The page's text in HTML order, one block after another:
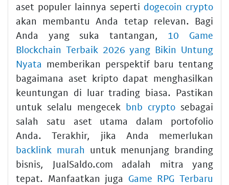
aset populer lainnya seperti dogecoin crypto
akan membantu Anda tetap relevan. Bagi
Anda yang suka tantangan, 10 Game
Blockchain Terbaik 2026 yang Bikin Untung
Nyata memberikan perspektif baru tentang
bagaimana aset kripto dapat menghasilkan
keuntungan di luar trading biasa. Pastikan
untuk selalu mengecek bnb crypto sebagai
salah satu aset utama dalam portofolio
Anda. Terakhir, jika Anda memerlukan
backlink murah untuk menunjang branding
bisnis, JualSaldo.com adalah mitra yang
tepat. Manfaatkan juga Game RPG Terbaru